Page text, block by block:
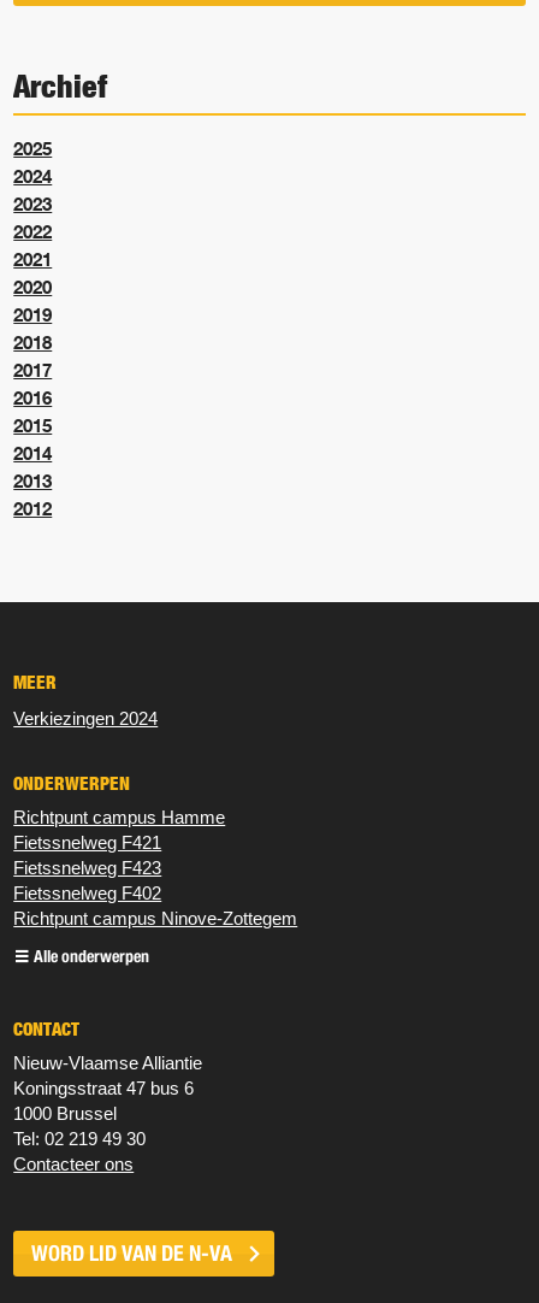
Archief
2025
2024
2023
2022
2021
2020
2019
2018
2017
2016
2015
2014
2013
2012
MEER
Verkiezingen 2024
ONDERWERPEN
Richtpunt campus Hamme
Fietssnelweg F421
Fietssnelweg F423
Fietssnelweg F402
Richtpunt campus Ninove-Zottegem
Alle onderwerpen
CONTACT
Nieuw‐Vlaamse Alliantie
Koningsstraat 47 bus 6
1000 Brussel
Tel: 02 219 49 30
Contacteer ons
WORD LID VAN DE N-VA